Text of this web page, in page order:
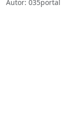
Autor: 035portal